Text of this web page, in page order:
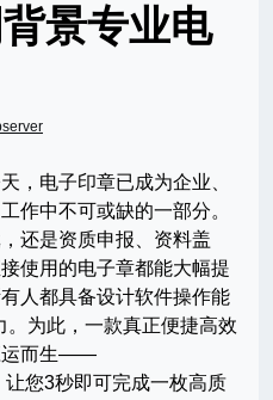
景专业电
，电子印章已成为企业、
作中不可或缺的一部分。
还是资质申报、资料盖
使用的电子章都能大幅提
人都具备设计软件操作能
为此，一款真正便捷高效
运而生——
让您3秒即可完成一枚高质